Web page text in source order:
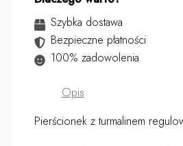
Szybka dostawa
Bezpieczne płatności
100% zadowolenia
Opis
Pierścionek z turmalinem